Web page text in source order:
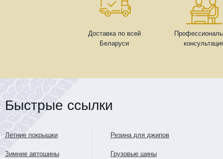
Доставка по всей
Беларуси
Быстрые ссылки
Летние покрышки
Зимние автошины
Резина для джипов
Грузовые шины